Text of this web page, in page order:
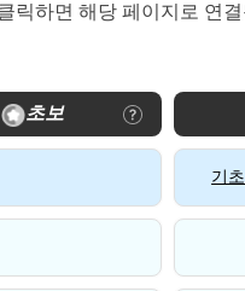
릭하면 해당 페이지로 연
초보
기